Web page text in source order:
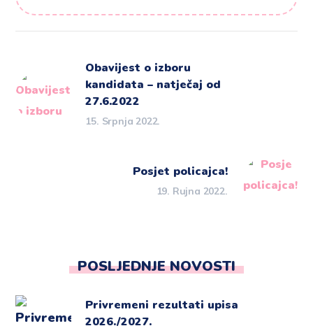
Obavijest o izboru
kandidata – natječaj od
27.6.2022
15. Srpnja 2022.
Posjet policajca!
19. Rujna 2022.
POSLJEDNJE NOVOSTI
Privremeni rezultati upisa
2026./2027.